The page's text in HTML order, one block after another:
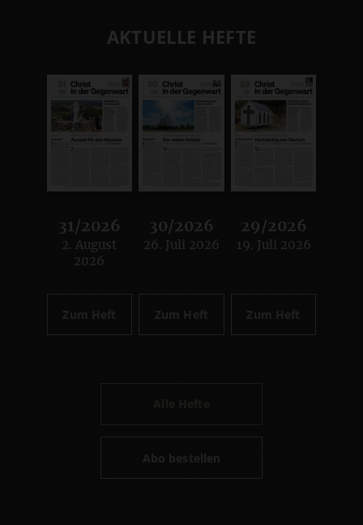
AKTUELLE HEFTE
31/2026
:
2. August
2026
Zum Heft
30/2026
:
26. Juli 2026
Zum Heft
29/2026
:
19. Juli 2026
Zum Heft
Abo bestellen